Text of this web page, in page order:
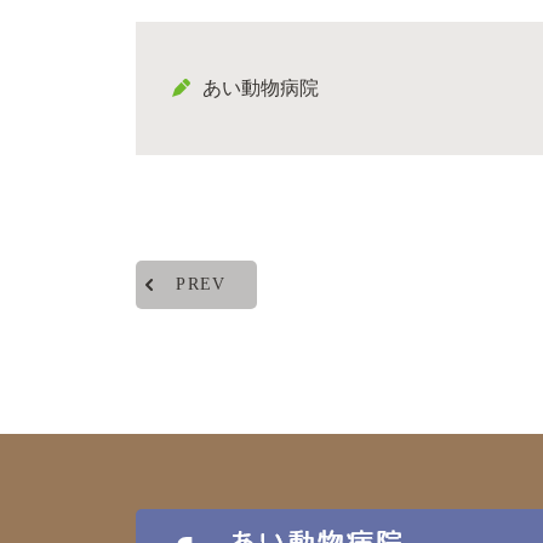
あい動物病院
PREV